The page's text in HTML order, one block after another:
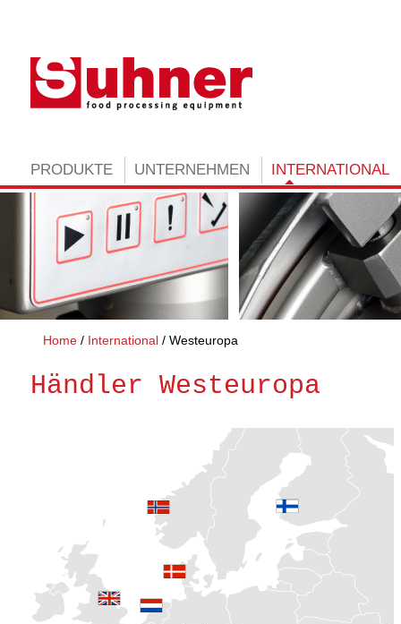
PRODUKTE UNTERNEHMEN INTERNATIONAL
Home International Westeuropa
Händler Westeuropa